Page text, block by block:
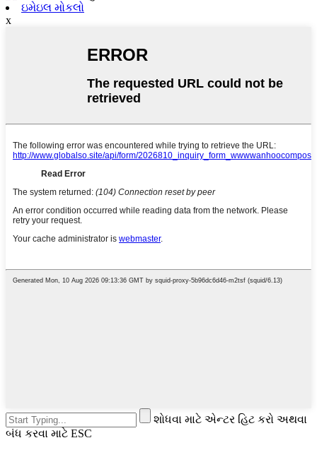
ઇમેઇલ મોકલો
x
શોધવા માટે એન્ટર હિટ કરો અથવા
બંધ કરવા માટે ESC